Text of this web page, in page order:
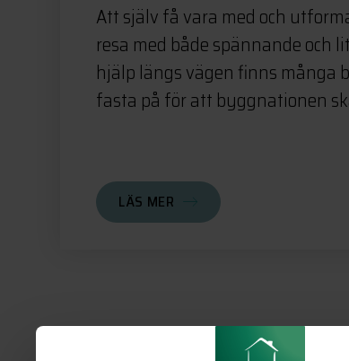
Att själv få vara med och
resa med både spännande och
hjälp längs vägen finns många
fasta på för att byggnationen
LÄS MER